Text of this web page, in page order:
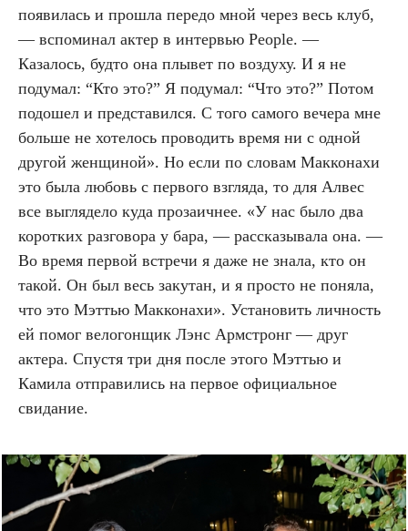
появилась и прошла передо мной через весь клуб,
— вспоминал актер в интервью People. —
Казалось, будто она плывет по воздуху. И я не
подумал: “Кто это?” Я подумал: “Что это?” Потом
подошел и представился. С того самого вечера мне
больше не хотелось проводить время ни с одной
другой женщиной». Но если по словам Макконахи
это была любовь с первого взгляда, то для Алвес
все выглядело куда прозаичнее. «У нас было два
коротких разговора у бара, — рассказывала она. —
Во время первой встречи я даже не знала, кто он
такой. Он был весь закутан, и я просто не поняла,
что это Мэттью Макконахи». Установить личность
ей помог велогонщик Лэнс Армстронг — друг
актера. Спустя три дня после этого Мэттью и
Камила отправились на первое официальное
свидание.